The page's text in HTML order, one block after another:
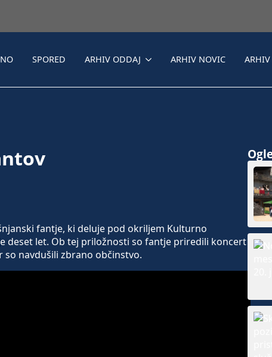
SPORED ARHIV ODDAJ ARHIV NOVIC
fantje, ki deluje pod okriljem Kulturno
deset let. Ob tej priložnosti so fantje priredili koncert
so navdušili zbrano občinstvo.